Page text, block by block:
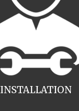
INSTALLATION